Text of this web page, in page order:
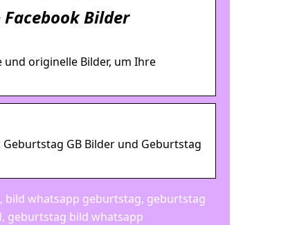
Bilder
originelle Bilder, um Ihre
GB Bilder und Geburtstag
bild whatsapp geburtstag, geburtstag
geburtstag bild whatsapp